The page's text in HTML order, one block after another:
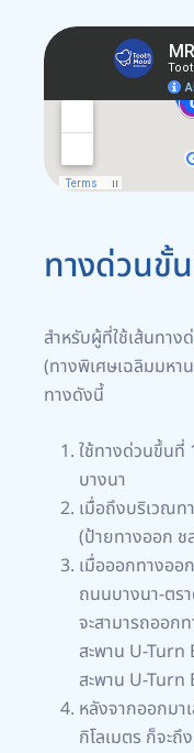
ทางด่วนขั้
สำหรับผู้ที่ใช้เส้นทาง
(ทางพิเศษเฉลิมมหา
ทางดังนี้
ใช้ทางด่วนขึ้นที่
บางนา
เมื่อถึงบริเวณท
(ป้ายทางออก ช
เมื่อออกทางออ
ถนนบางนา-ตร
จะสามารถออก
สะพาน U-Turn
สะพาน U-Turn
หลังจากออกมา
กิโลเมตร ก็จะ